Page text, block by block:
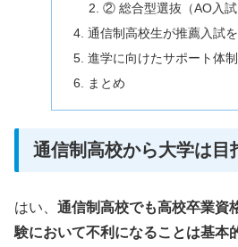
② 総合型選抜（AO入試
通信制高校生が推薦入試
進学に向けたサポート体
まとめ
通信制高校から大学は目
はい、 通信制高校でも高校卒業資
験において不利になることは基本